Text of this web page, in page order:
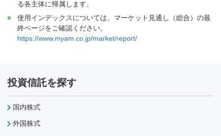
る各主体に帰属します。
使用インデックスについては、マーケット見通し（総合）の最
終ページをご確認ください。
https://www.myam.co.jp/market/report/
投資信託を探す
国内株式
外国株式